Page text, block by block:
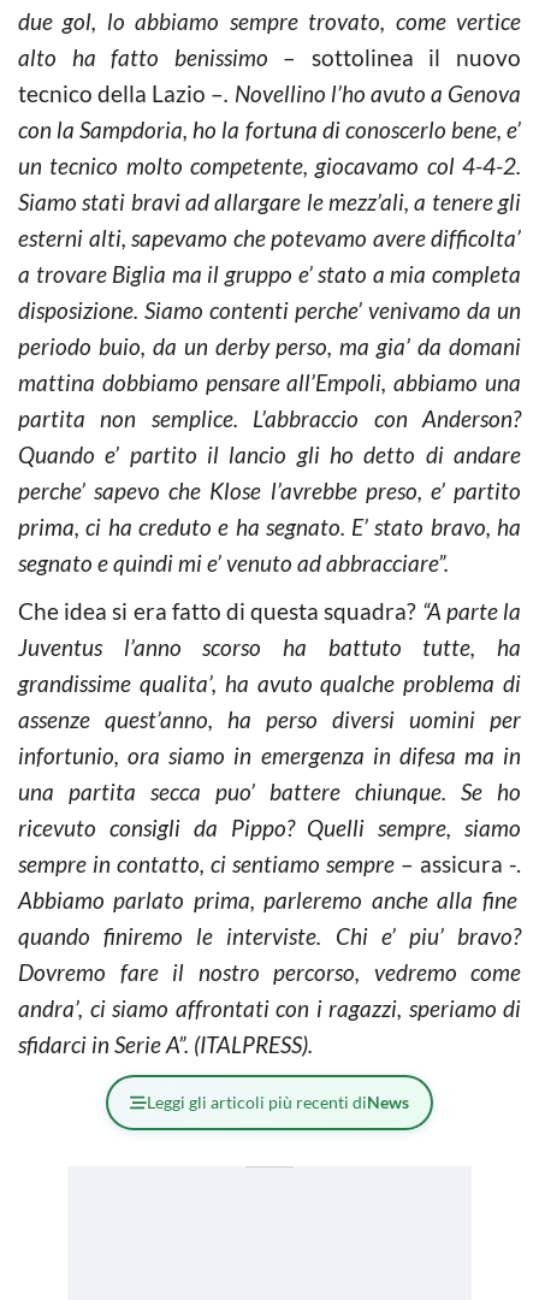
due gol, lo abbiamo sempre trovato, come vertice
alto ha fatto benissimo – sottolinea il nuovo
tecnico della Lazio –. Novellino l’ho avuto a Genova
con la Sampdoria, ho la fortuna di conoscerlo bene, e’
un tecnico molto competente, giocavamo col 4-4-2.
Siamo stati bravi ad allargare le mezz’ali, a tenere gli
esterni alti, sapevamo che potevamo avere difficolta’
a trovare Biglia ma il gruppo e’ stato a mia completa
disposizione. Siamo contenti perche’ venivamo da un
periodo buio, da un derby perso, ma gia’ da domani
mattina dobbiamo pensare all’Empoli, abbiamo una
partita non semplice. L’abbraccio con Anderson?
Quando e’ partito il lancio gli ho detto di andare
perche’ sapevo che Klose l’avrebbe preso, e’ partito
prima, ci ha creduto e ha segnato. E’ stato bravo, ha
segnato e quindi mi e’ venuto ad abbracciare”.
Che idea si era fatto di questa squadra? “A parte la
Juventus l’anno scorso ha battuto tutte, ha
grandissime qualita’, ha avuto qualche problema di
assenze quest’anno, ha perso diversi uomini per
infortunio, ora siamo in emergenza in difesa ma in
una partita secca puo’ battere chiunque. Se ho
ricevuto consigli da Pippo? Quelli sempre, siamo
sempre in contatto, ci sentiamo sempre – assicura -.
Abbiamo parlato prima, parleremo anche alla fine
quando finiremo le interviste. Chi e’ piu’ bravo?
Dovremo fare il nostro percorso, vedremo come
andra’, ci siamo affrontati con i ragazzi, speriamo di
sfidarci in Serie A”. (ITALPRESS).
Leggi gli articoli più recenti diNews